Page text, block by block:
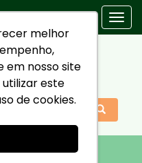
melhor
em nosso site
este
de cookies.